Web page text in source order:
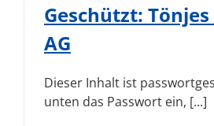
Geschützt:
AG
Dieser Inhalt ist
unten das Passwort ein, [...]